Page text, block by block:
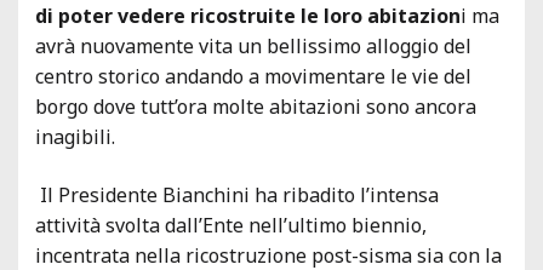
di poter vedere ricostruite le loro abitazioni ma
avrà nuovamente vita un bellissimo alloggio del
centro storico andando a movimentare le vie del
borgo dove tutt’ora molte abitazioni sono ancora
inagibili.
Il Presidente Bianchini ha ribadito l’intensa
attività svolta dall’Ente nell’ultimo biennio,
incentrata nella ricostruzione post-sisma sia con la